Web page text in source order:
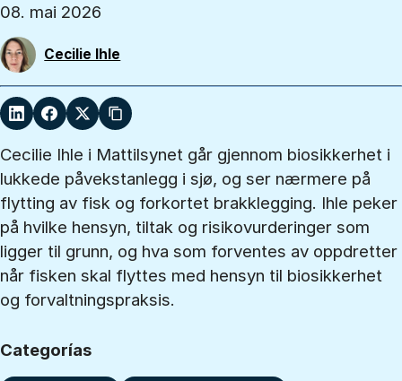
08. mai 2026
Cecilie Ihle
Cecilie Ihle i Mattilsynet går gjennom biosikkerhet i
lukkede påvekstanlegg i sjø, og ser nærmere på
flytting av fisk og forkortet brakklegging. Ihle peker
på hvilke hensyn, tiltak og risikovurderinger som
ligger til grunn, og hva som forventes av oppdretter
når fisken skal flyttes med hensyn til biosikkerhet
og forvaltningspraksis.
Categorías